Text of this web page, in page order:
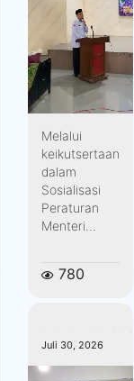
Melalui
keikutsertaan
dalam
Sosialisasi
Peraturan
Menteri...
780
Juli 30, 2026